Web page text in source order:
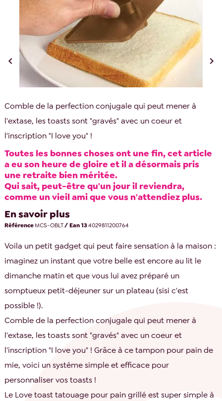
 
Comble de la perfection conjugale qui peut mener à
l'extase, les toasts sont "gravés" avec un coeur et
l'inscription "I love you" !
Toutes les bonnes choses ont une fin, cet article
a eu son heure de gloire et il a désormais pris
une retraite bien méritée.
Qui sait, peut-être qu'un jour il reviendra,
comme un vieil ami que vous n'attendiez plus.
En savoir plus
RéférenceMCS-OBLT/ Ean 134029811200764
Voila un petit gadget qui peut faire sensation à la maison :
imaginez un instant que votre belle est encore au lit le
dimanche matin et que vous lui avez préparé un
somptueux petit-déjeuner sur un plateau (sisi c'est
possible !).
Comble de la perfection conjugale qui peut mener à
l'extase, les toasts sont "gravés" avec un coeur et
l'inscription "I love you" ! Grâce à ce tampon pour pain de
mie, voici un système simple et efficace pour
personnaliser vos toasts !
Le Love toast tatouage pour pain grillé est super simple à